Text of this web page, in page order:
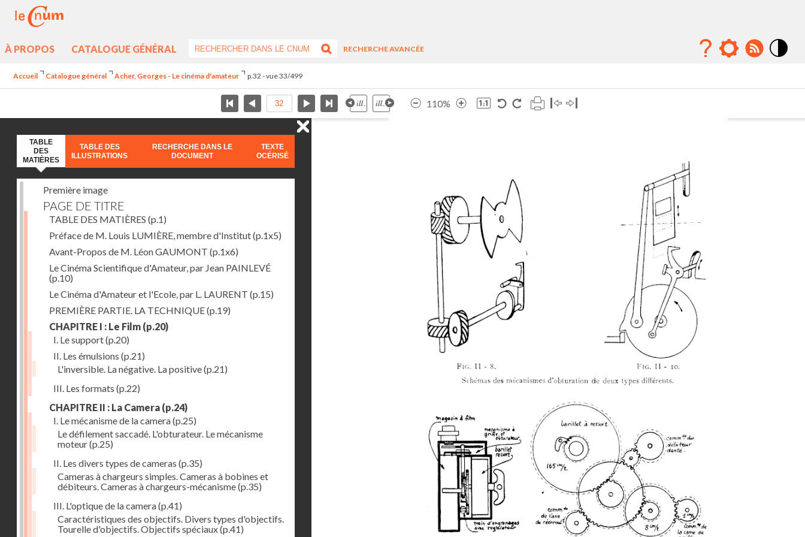
À PROPOS CATALOGUE GÉNÉRAL
RECHERCHE AVANCÉE
Accueil Catalogue général Acher, Georges - Le cinéma d'amateur p.32 - vue 33/499
110%
TABLE
DES
MATIÈRES
TABLE DES
ILLUSTRATIONS
RECHERCHE DANS LE
DOCUMENT
TEXTE
OCÉRISÉ
Première image
PAGE DE TITRE
TABLE DES MATIÈRES (p.1)
Préface de M. Louis LUMIÈRE, membre d'Institut(p.1x5)
Avant-Propos de M. Léon GAUMONT (p.1x6)
Le Cinéma Scientifique d'Amateur, par Jean PAINLEVÉ
(p.10)
Le Cinéma d'Amateur et l'Ecole, par L. LAURENT (p.15)
PREMIÈRE PARTIE. LA TECHNIQUE(p.19)
CHAPITRE I : Le Film (p.20)
I. Le support(p.20)
II. Les émulsions (p.21)
L'inversible. La négative. La positive(p.21)
III. Les formats (p.22)
CHAPITRE II : La Camera (p.24)
I. Le mécanisme de la camera(p.25)
Le défilement saccadé. L'obturateur. Le mécanisme
moteur(p.25)
II. Les divers types de cameras (p.35)
Cameras à chargeurs simples. Cameras à bobines et
débiteurs. Cameras à chargeurs-mécanisme(p.35)
III. L'optique de la camera(p.41)
Caractéristiques des objectifs. Divers types d'objectifs.
Tourelle d'objectifs. Objectifs spéciaux(p.41)